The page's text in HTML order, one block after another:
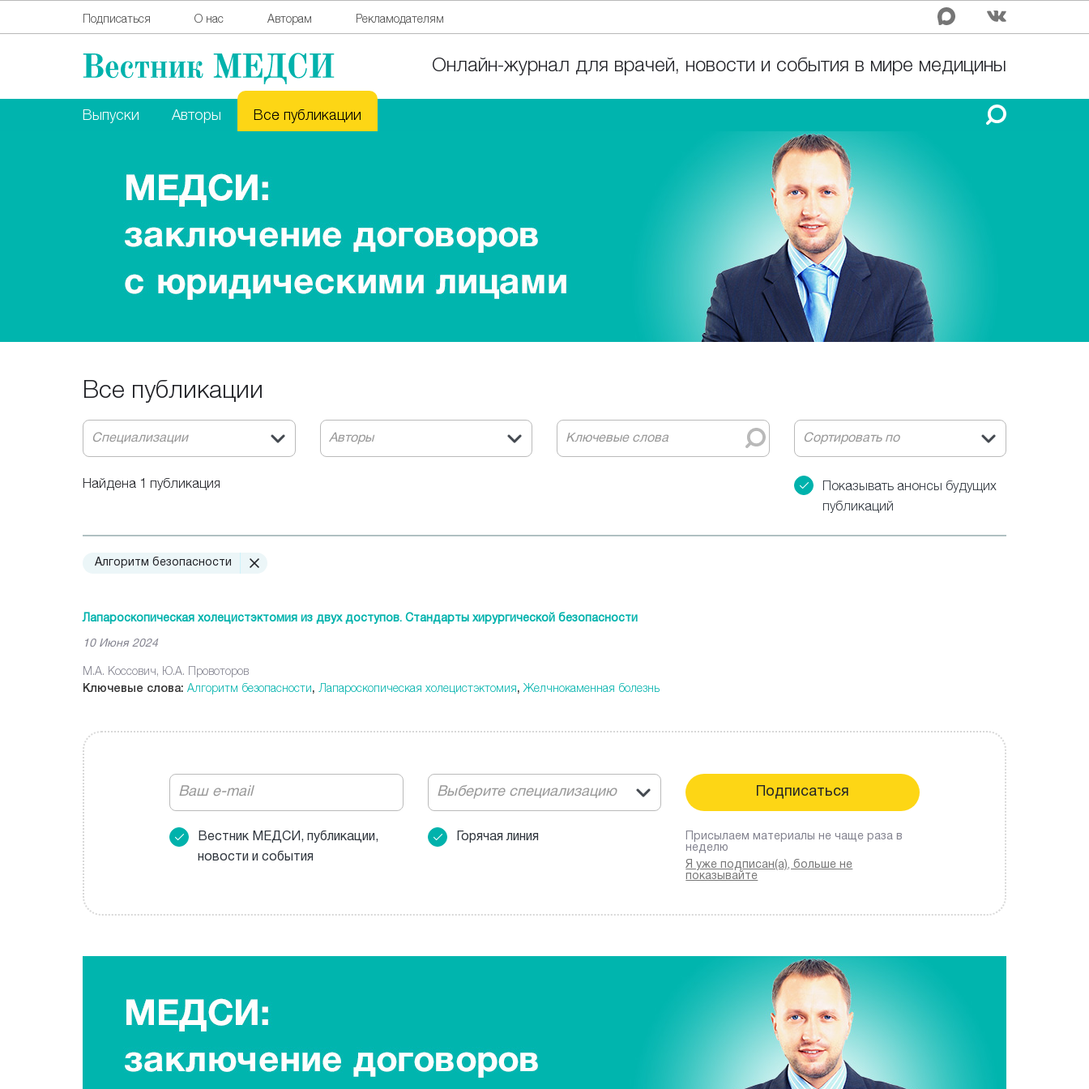
Подписаться О нас Авторам Рекламодателям
Онлайн-журнал для врачей, новости и события в мире медицины
Выпуски Авторы Все публикации
Все публикации
Специализации Авторы Сортировать по
Найдена 1 публикация
Показывать анонсы будущих
публикаций
Алгоритм безопасности
Лапароскопическая холецистэктомия из двух доступов. Стандарты хирургической безопасности
10 Июня 2024
М.А. Коссович, Ю.А. Провоторов
Ключевые слова: Алгоритм безопасности, Лапароскопическая холецистэктомия, Желчнокаменная болезнь
Выберите специализацию
Вестник МЕДСИ, публикации,
новости и события
Горячая линия
Присылаем материалы не чаще раза в
неделю
Я уже подписан(а), больше не
показывайте